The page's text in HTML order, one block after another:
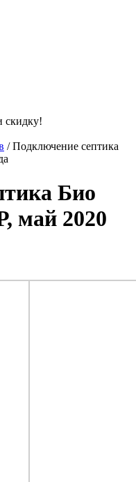
скидку!
/Подключение септика
Био
май 2020